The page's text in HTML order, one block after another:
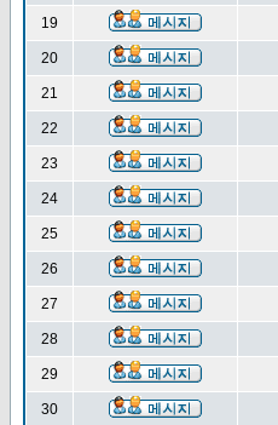
19
20
21
22
23
24
25
26
27
28
29
30